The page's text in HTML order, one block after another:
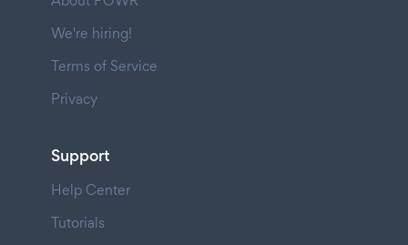
We're hiring!
Terms of Service
Privacy
Support
Help Center
Tutorials